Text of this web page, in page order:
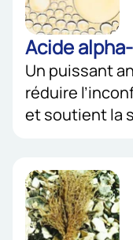
Acide
Un puissant
réduire
et soutient la